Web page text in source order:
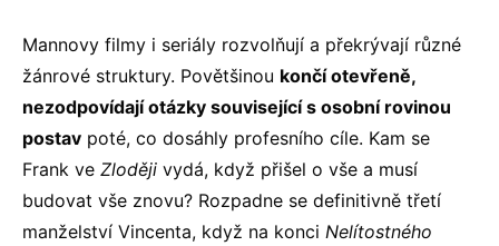
Mannovy filmy i seriály rozvolňují a překrývají různé
žánrové struktury. Povětšinou končí otevřeně,
nezodpovídají otázky související s osobní rovinou
postav poté, co dosáhly profesního cíle. Kam se
Frank ve Zloději vydá, když přišel o vše a musí
budovat vše znovu? Rozpadne se definitivně třetí
manželství Vincenta, když na konci Nelítostného